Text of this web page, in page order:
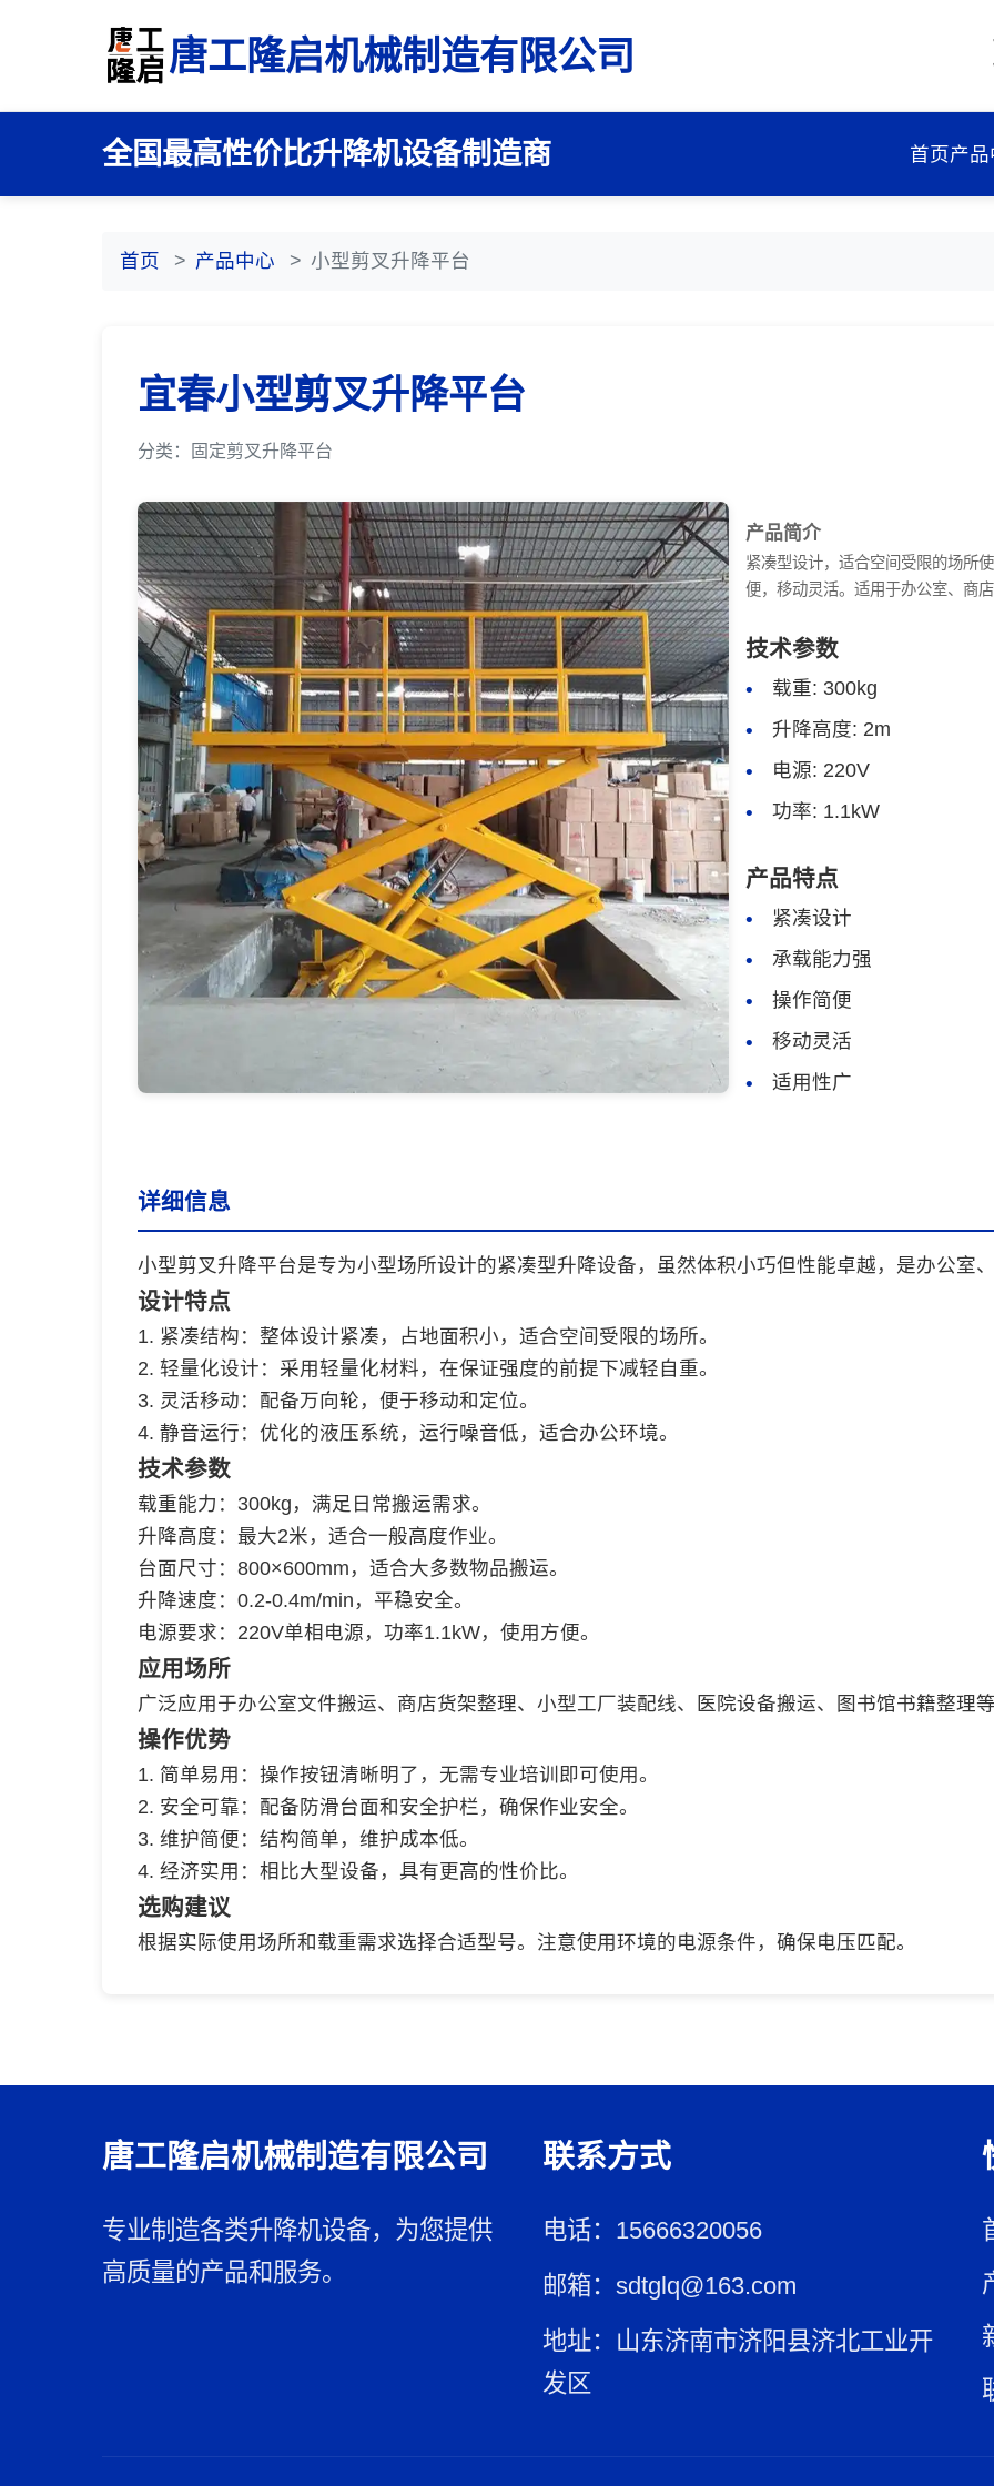
唐工隆启机械制造有限公司
全国最高性价比升降机设备制造商 首页产
首页 产品中心 小型剪叉升降平台
宜春小型剪叉升降平台
分类：固定剪叉升降平台
产品简介
紧凑型设计，适合空间受限的场所
便，移动灵活。适用于办公室、商
技术参数
载重: 300kg
升降高度: 2m
电源: 220V
功率: 1.1kW
产品特点
紧凑设计
承载能力强
操作简便
移动灵活
适用性广
详细信息
小型剪叉升降平台是专为小型场所设计的紧凑型升降设备，虽然体积小巧但性能卓越，是办公室
设计特点
1. 紧凑结构：整体设计紧凑，占地面积小，适合空间受限的场所。
2. 轻量化设计：采用轻量化材料，在保证强度的前提下减轻自重。
3. 灵活移动：配备万向轮，便于移动和定位。
4. 静音运行：优化的液压系统，运行噪音低，适合办公环境。
技术参数
载重能力：300kg，满足日常搬运需求。
升降高度：最大2米，适合一般高度作业。
台面尺寸：800×600mm，适合大多数物品搬运。
升降速度：0.2-0.4m/min，平稳安全。
电源要求：220V单相电源，功率1.1kW，使用方便。
应用场所
广泛应用于办公室文件搬运、商店货架整理、小型工厂装配线、医院设备搬运、图书馆书籍整理
操作优势
1. 简单易用：操作按钮清晰明了，无需专业培训即可使用。
2. 安全可靠：配备防滑台面和安全护栏，确保作业安全。
3. 维护简便：结构简单，维护成本低。
4. 经济实用：相比大型设备，具有更高的性价比。
选购建议
根据实际使用场所和载重需求选择合适型号。注意使用环境的电源条件，确保电压匹配。
唐工隆启机械制造有限公司
专业制造各类升降机设备，为您提供
高质量的产品和服务。
联系方式
电话：15666320056
邮箱：sdtglq@163.com
地址：山东济南市济阳县济北工业开
发区